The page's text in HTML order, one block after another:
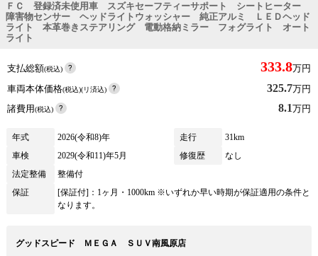
ＦＣ 登録済未使用車 スズキセーフティーサポート シートヒーター
障害物センサー ヘッドライトウォッシャー 純正アルミ ＬＥＤヘッド
ライト 本革巻きステアリング 電動格納ミラー フォグライト オート
ライト
支払総額(税込) 333.8万円
車両本体価格(税込)(リ済込) 325.7万円
諸費用(税込) 8.1万円
年式 2026(令和8)年 走行
31km
車検
2029(令和11)年5月 修復歴
なし
法定整備
整備付
保証
[保証付]：1ヶ月・1000km ※いずれか早い時期が保証適用の条件と
なります。
グッドスピード ＭＥＧＡ ＳＵＶ南風原店